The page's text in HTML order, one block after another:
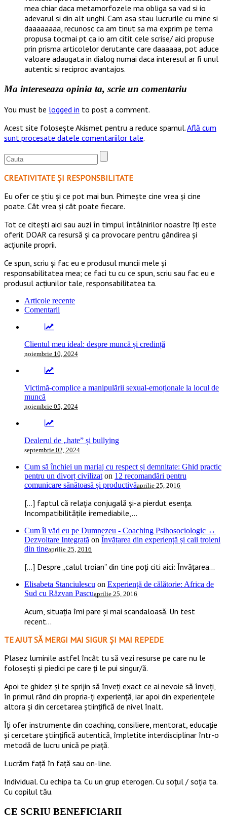
mea chiar daca metamorfozele ma obliga sa vad si io
adevarul si din alt unghi. Cam asa stau lucrurile cu mine si
daaaaaaaa, recunosc ca am tinut sa ma exprim pe tema
propusa tocmai pt ca io am citit cele scrise/ aici propuse
prin prisma articolelor derutante care daaaaaa, pot aduce
valoare adaugata in dialog numai daca interesul ar fi unul
autentic si reciproc avantajos.
Ma intereseaza opinia ta, scrie un comentariu
You must be logged in to post a comment.
Acest site folosește Akismet pentru a reduce spamul.Află cum
sunt procesate datele comentariilor tale.
CREATIVITATE ȘI RESPONSBILITATE
Eu ofer ce ştiu şi ce pot mai bun. Primeşte cine vrea şi cine
poate. Cât vrea şi cât poate fiecare.
Tot ce citești aici sau auzi în timpul întâlnirilor noastre îți este
oferit DOAR ca resursă şi ca provocare pentru gândirea și
acţiunile proprii.
Ce spun, scriu și fac eu e produsul muncii mele și
responsabilitatea mea; ce faci tu cu ce spun, scriu sau fac eu e
produsul acțiunilor tale, responsabilitatea ta.
Articole recente
Comentarii
Clientul meu ideal: despre muncă și credință
noiembrie 10, 2024
Victimă-complice a manipulării sexual-emoționale la locul de
muncă
noiembrie 05, 2024
Dealerul de „hate” și bullying
septembrie 02, 2024
Cum să închiei un mariaj cu respect și demnitate: Ghid practic
pentru un divorț civilizat on 12 recomandări pentru
comunicare sănătoasă și productivăaprilie 25, 2016
[…] faptul că relația conjugală și-a pierdut esența.
Incompatibilitățile iremediabile,...
Cum îl văd eu pe Dumnezeu - Coaching Psihosociologic ↔
Dezvoltare Integrată on Învățarea din experiență și caii troieni
din tineaprilie 25, 2016
[…] Despre „calul troian” din tine poți citi aici: Învățarea...
Elisabeta Stanciulescu on Experiență de călătorie: Africa de
Sud cu Răzvan Pascuaprilie 25, 2016
Acum, situația îmi pare și mai scandaloasă. Un test
recent...
TE AJUT SĂ MERGI MAI SIGUR ȘI MAI REPEDE
​​Plasez luminile astfel încât tu să vezi resurse pe care nu le
folosești și piedici pe care ți le pui singur/ă.
Apoi te ghidez și te sprijin să înveți exact ce ai nevoie să înveți,
în primul rând din propria-ți experiență, iar apoi din experiențele
altora și din cercetarea științifică de nivel înalt.
Îți ofer instrumente din coaching, consiliere, mentorat, educație
și cercetare științifică autentică, împletite interdisciplinar într-o
metodă de lucru unică pe piață.
Lucrăm față în față sau on-line.
Individual. Cu echipa ta. Cu un grup eterogen. Cu soțul / soția ta.
Cu copilul tău.
CE SCRIU BENEFICIARII